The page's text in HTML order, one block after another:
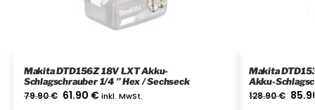
Makita DTD156Z 18V LXT Akku-
Schlagschrauber 1/4 ” Hex / Sechseck
79.90€ 61.90 € inkl. MwSt.
Makita
Akku-
128.90€